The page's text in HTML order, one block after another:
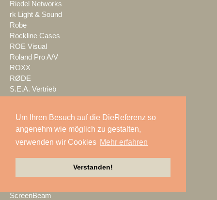
Um Ihren Besuch auf die DieReferenz so
angenehm wie möglich zu gestalten,
verwenden wir Cookies Mehr erfahren
Verstanden!
Riedel Networks
rk Light & Sound
Robe
Rockline Cases
ROE Visual
Roland Pro A/V
ROXX
RØDE
S.E.A. Vertrieb
satis&fy
SCHACHZUG
Schallwerk Audiotechnik
Schnick-Schnack-Systems
ScreenBeam